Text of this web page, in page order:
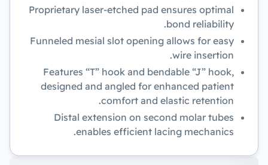
Proprietary laser-etched pad ensures optimal
bond reliability.
Funneled mesial slot opening allows for easy
wire insertion.
Features “T” hook and bendable “J” hook,
designed and angled for enhanced patient
comfort and elastic retention.
Distal extension on second molar tubes
enables efficient lacing mechanics.